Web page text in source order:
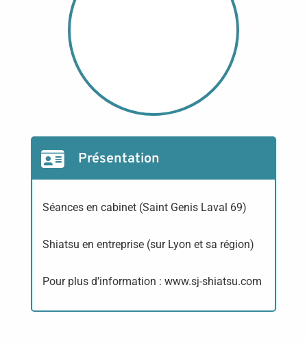
Présentation
Séances en cabinet (Saint Genis Laval 69)
Shiatsu en entreprise (sur Lyon et sa région)
Pour plus d’information : www.sj-shiatsu.com